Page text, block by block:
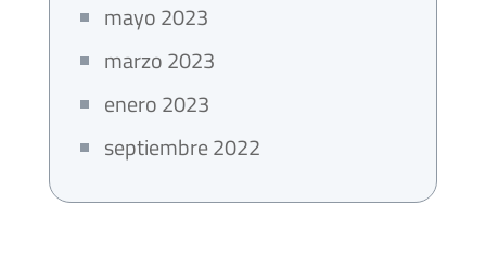
mayo 2023
marzo 2023
enero 2023
septiembre 2022